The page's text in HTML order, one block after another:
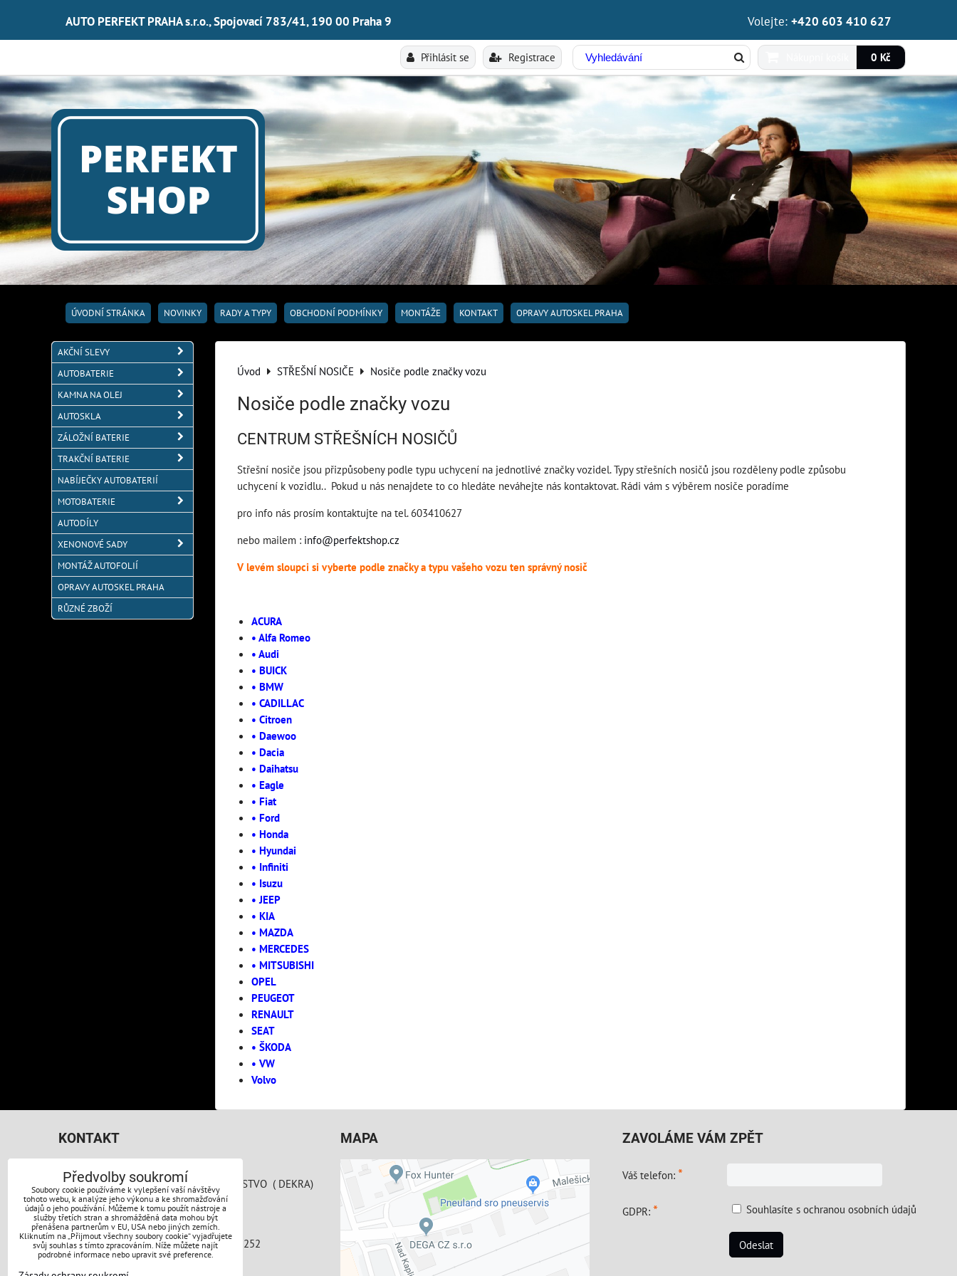
AUTO PERFEKT PRAHA s.r.o., Spojovací 783/41, 190 00 Praha 9 Volejte: +420 603 410 627
Přihlásit se Registrace 0 Kč
ÚVODNÍ STRÁNKA NOVINKY RADY A TYPY OBCHODNÍ PODMÍNKY MONTÁŽE KONTAKT OPRAVY AUTOSKEL PRAHA
Úvod STŘEŠNÍ NOSIČE Nosiče podle značky vozu
Nosiče podle značky vozu
CENTRUM STŘEŠNÍCH NOSIČŮ
Střešní nosiče jsou přizpůsobeny podle typu uchycení na jednotlivé značky vozidel. Typy střešních nosičů jsou rozděleny podle způsobu
uchycení k vozidlu.. Pokud u nás nenajdete to co hledáte neváhejte nás kontaktovat. Rádi vám s výběrem nosiče poradíme
pro info nás prosím kontaktujte na tel. 603410627
nebo mailem : info@perfektshop.cz
V levém sloupci si vyberte podle značky a typu vašeho vozu ten správný nosič
ACURA
• Alfa Romeo
• Audi
• BUICK
• BMW
• CADILLAC
• Citroen
• Daewoo
• Dacia
• Daihatsu
• Eagle
• Fiat
• Ford
• Honda
• Hyundai
• Infiniti
• Isuzu
• JEEP
• KIA
• MAZDA
• MERCEDES
• MITSUBISHI
OPEL
PEUGEOT
RENAULT
SEAT
• ŠKODA
• VW
Volvo
AKČNÍ SLEVY
AUTOBATERIE
KAMNA NA OLEJ
AUTOSKLA
ZÁLOŽNÍ BATERIE
TRAKČNÍ BATERIE
NABÍJEČKY AUTOBATERIÍ
MOTOBATERIE
AUTODÍLY
XENONOVÉ SADY
MONTÁŽ AUTOFOLIÍ
OPRAVY AUTOSKEL PRAHA
RŮZNÉ ZBOŽÍ
KONTAKT
AUTO PERFEKT PRAHA s.r.o.
SPOJOVACÍ 783/41 AREÁL AUTODRUŽSTVO ( DEKRA)
190 00 Praha 9
GSM: +420 603 410 627, +420 603 551 252
OBJEDNÁVKY
MAPA ZAVOLÁME VÁM ZPĚT
Váš telefon: *
GDPR: * Souhlasíte s ochranou osobních údajů
Odeslat
Předvolby soukromí
Soubory cookie používáme k vylepšení vaší návštěvy
tohoto webu, k analýze jeho výkonu a ke shromažďování
údajů o jeho používání. Můžeme k tomu použít nástroje a
služby třetích stran a shromážděná data mohou být
přenášena partnerům v EU, USA nebo jiných zemích.
Kliknutím na „Přijmout všechny soubory cookie“ vyjadřujete
svůj souhlas s tímto zpracováním. Níže můžete najít
podrobné informace nebo upravit své preference.